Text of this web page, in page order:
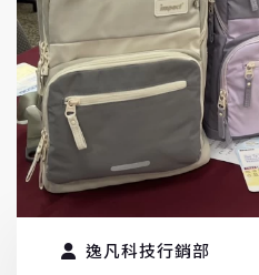
逸凡科技行銷部